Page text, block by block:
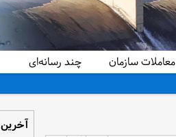
معاملات سازمان چند رسانه‌ای
آخرین